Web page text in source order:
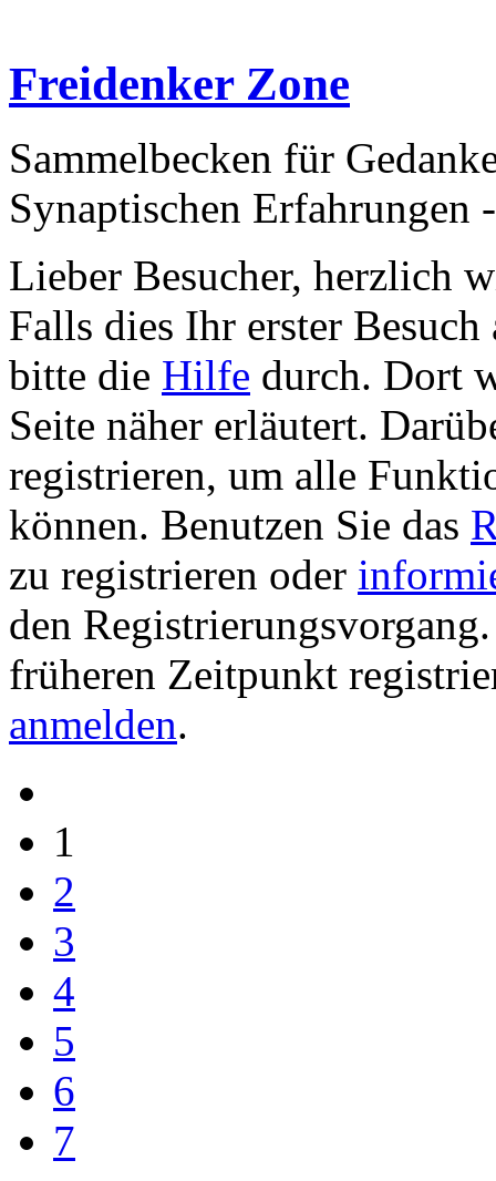
Freidenker Zone
Sammelbecken für
Synaptischen Erfahrungen
Lieber Besucher, herzlich
Falls dies Ihr erster
bitte die Hilfe durch. Dort
Seite näher erläutert.
registrieren, um alle
können. Benutzen Sie das
zu registrieren oder
den
früheren Zeitpunkt
anmelden.
1
2
3
4
5
6
7